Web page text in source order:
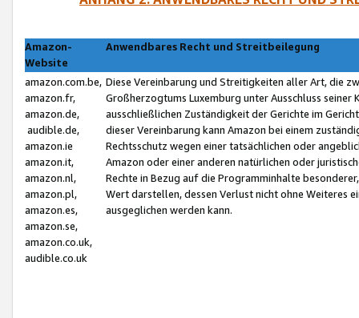
Amazon-
Website
Anwendbares Recht und Streitbeilegung
amazon.com.be,
amazon.fr,
amazon.de,
audible.de,
amazon.ie
amazon.it,
amazon.nl,
amazon.pl,
amazon.es,
amazon.se,
amazon.co.uk,
audible.co.uk
Diese Vereinbarung und Streitigkeiten aller Art, die
Großherzogtums Luxemburg unter Ausschluss
ausschließlichen Zuständigkeit der Gerichte im
dieser Vereinbarung kann Amazon bei einem
Rechtsschutz wegen einer tatsächlichen oder
Amazon oder einer anderen natürlichen oder
Rechte in Bezug auf die Programminhalte
Wert darstellen, dessen Verlust nicht ohne Weiteres
ausgeglichen werden kann.